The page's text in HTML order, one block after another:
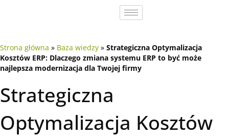
Strona główna » Baza wiedzy » Strategiczna Optymalizacja
Kosztów ERP: Dlaczego zmiana systemu ERP to być może
najlepsza modernizacja dla Twojej firmy
Strategiczna
Optymalizacja Kosztów